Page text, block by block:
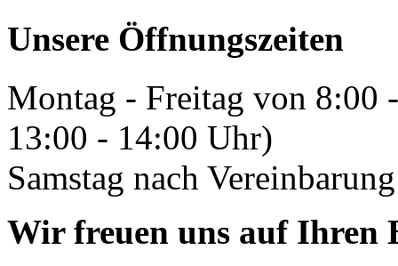
Unsere Öffnungszeiten
Montag - Freitag von 8:00
13:00 - 14:00 Uhr)
Samstag nach
Wir freuen uns auf Ihren